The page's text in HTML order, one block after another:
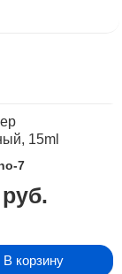
15ml
7
В корзину